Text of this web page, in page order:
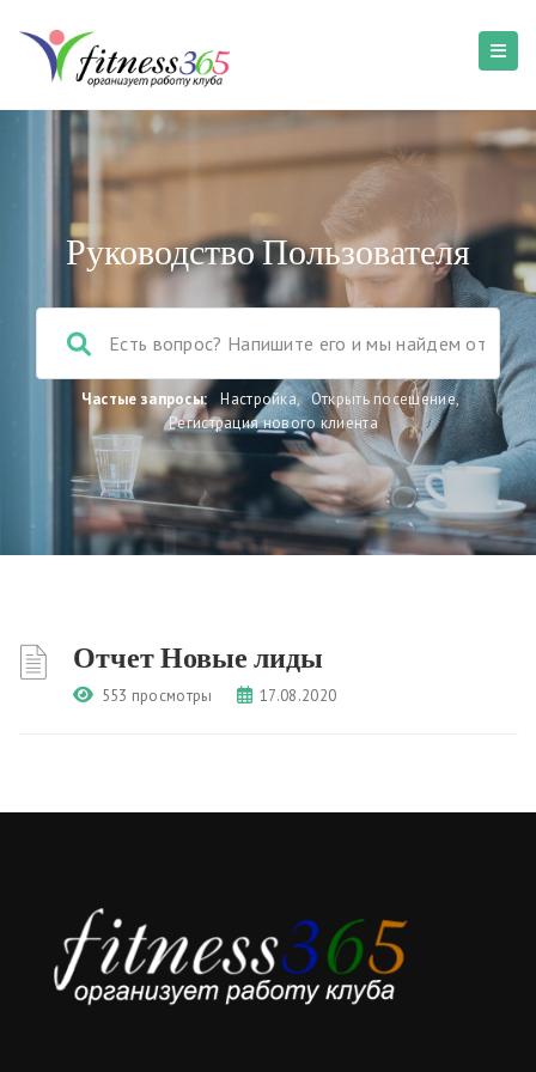
Руководство Пользователя
Частые запросы: Настройка, Открыть посещение,
Регистрация нового клиента
Отчет Новые лиды
553 просмотры 17.08.2020